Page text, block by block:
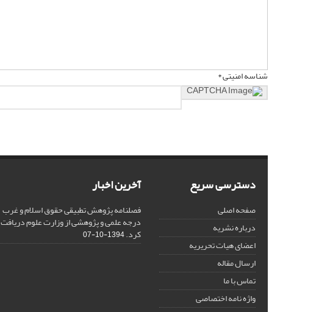
شناسه امنیتی *
دسترسی سریع
صفحه اصلی
درباره نشریه
اعضای هیات تحریریه
ارسال مقاله
تماس با ما
واژه نامه اختصاصی
آخرین اخبار
فصلنامه پژوهش تطبیقی حقوق اسلام و غرب
درجه علمی و پژوهشی از وزارت علوم دریافت
کرد.1394-10-07